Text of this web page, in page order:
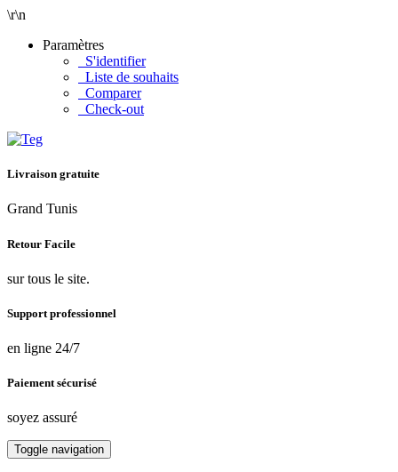
\r\n
Paramètres
S'identifier
Liste de souhaits
Comparer
Check-out
Livraison gratuite
Grand Tunis
Retour Facile
sur tous le site.
Support professionnel
en ligne 24/7
Paiement sécurisé
soyez assuré
Toggle navigation